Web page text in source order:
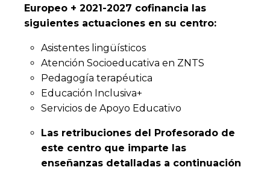
Europeo + 2021-2027 cofinancia las
siguientes actuaciones en su centro:
Asistentes lingüísticos
Atención Socioeducativa en ZNTS
Pedagogía terapéutica
Educación Inclusiva+
Servicios de Apoyo Educativo
Las retribuciones del Profesorado de
este centro que imparte las
enseñanzas detalladas a continuación